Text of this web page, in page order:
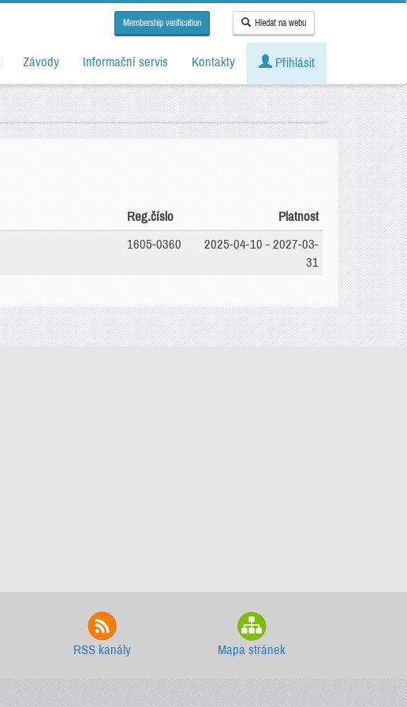
Membership verification Hledat na webu
Závody Informační servis Kontakty Přihlásit
Reg.číslo Platnost
1605-0360
2025-04-10 - 2027-03-
31
RSS kanály Mapa stránek